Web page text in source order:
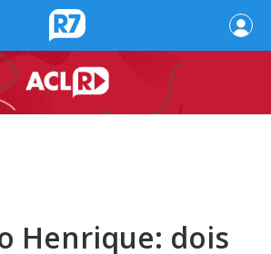
Henrique: dois